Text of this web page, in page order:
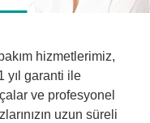
hizmetlerimiz,
yıl garanti ile
ve profesyonel
uzun süreli